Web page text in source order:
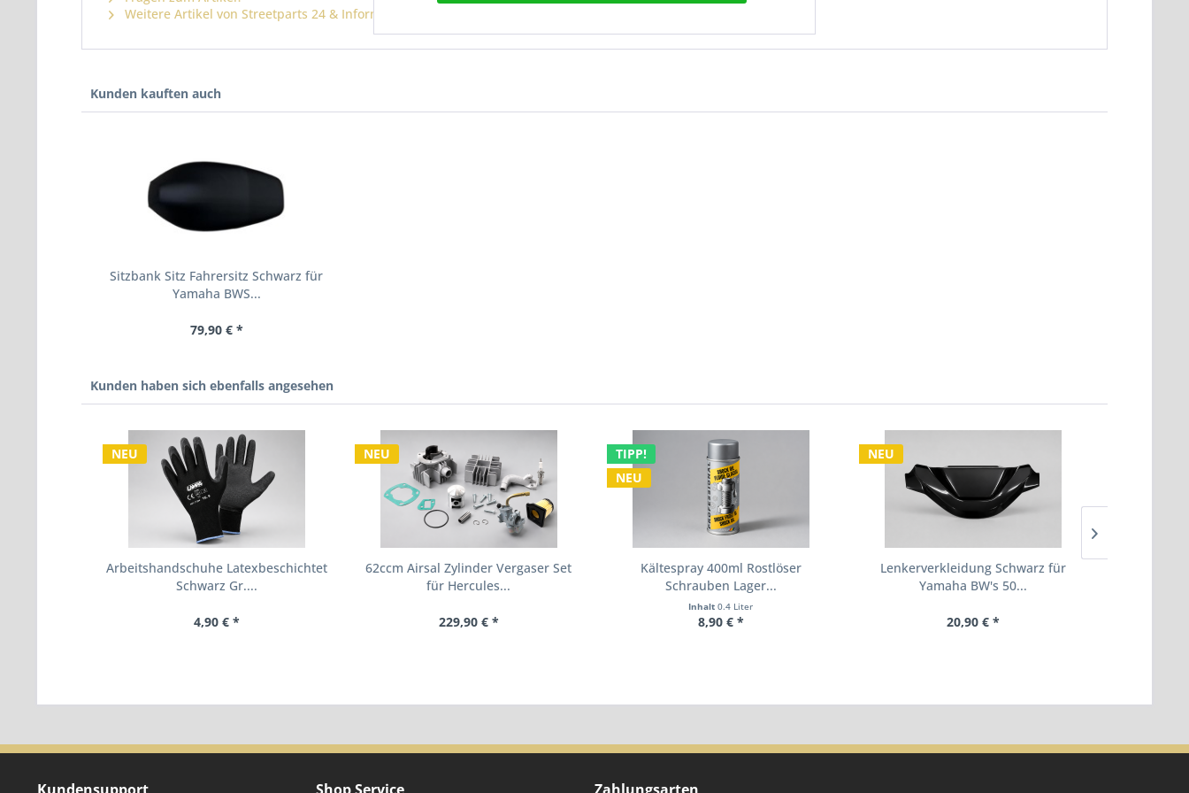
Weitere Artikel von Streetparts 24 & Informationen zur Produktsicherheit
Kunden kauften auch
Sitzbank Sitz Fahrersitz Schwarz für
Yamaha BWS...
79,90 € *
Kunden haben sich ebenfalls angesehen
NEU
Arbeitshandschuhe Latexbeschichtet
Schwarz Gr....
4,90 € *
NEU
62ccm Airsal Zylinder Vergaser Set
für Hercules...
229,90 € *
TIPP!
NEU
Kältespray 400ml Rostlöser
Schrauben Lager...
Inhalt 0.4 Liter
8,90 € *
NEU
Lenkerverkleidung Schwarz für
Yamaha BW's 50...
20,90 € *